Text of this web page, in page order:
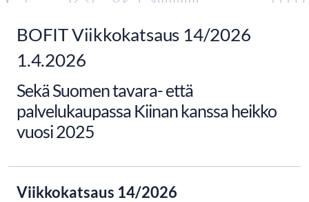
BOFIT Viikkokatsaus 14/2026
1.4.2026
Sekä Suomen tavara- että
palvelukaupassa Kiinan kanssa heikko
vuosi 2025
Viikkokatsaus 14/2026